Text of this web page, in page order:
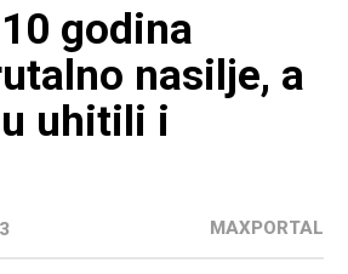
godina
nasilje, a
uhitili i
MAXPORTAL